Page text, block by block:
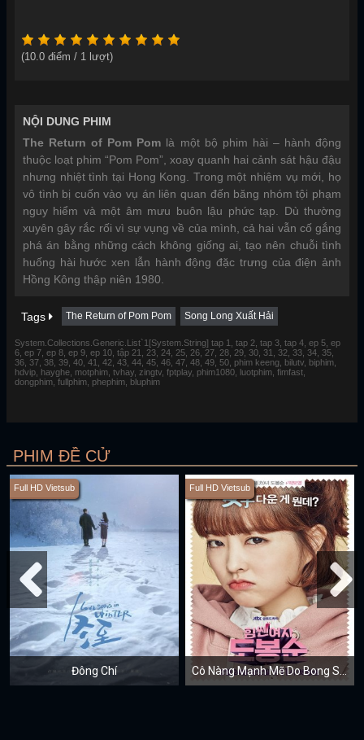
(10.0 điểm / 1 lượt)
NỘI DUNG PHIM
The Return of Pom Pom là một bộ phim hài – hành động
thuộc loạt phim “Pom Pom”, xoay quanh hai cảnh sát hậu đậu
nhưng nhiệt tình tại Hong Kong. Trong một nhiệm vụ mới, họ
vô tình bị cuốn vào vụ án liên quan đến băng nhóm tội phạm
nguy hiểm và một âm mưu buôn lậu phức tạp. Dù thường
xuyên gây rắc rối vì sự vụng về của mình, cả hai vẫn cố gắng
phá án bằng những cách không giống ai, tạo nên chuỗi tình
huống hài hước xen lẫn hành động đặc trưng của điện ảnh
Hồng Kông thập niên 1980.
Tags The Return of Pom Pom Song Long Xuất Hải
System.Collections.Generic.List`1[System.String] tap 1, tap 2, tap 3, tap 4, ep 5, ep
6, ep 7, ep 8, ep 9, ep 10, tập 21, 23, 24, 25, 26, 27, 28, 29, 30, 31, 32, 33, 34, 35,
36, 37, 38, 39, 40, 41, 42, 43, 44, 45, 46, 47, 48, 49, 50, phim keeng, bilutv, biphim,
hdvip, hayghe, motphim, tvhay, zingtv, fptplay, phim1080, luotphim, fimfast,
dongphim, fullphim, phephim, bluphim
PHIM ĐỀ CỬ
Full HD Vietsub
Đông Chí
Full HD Vietsub
Cô Nàng Mạnh Mẽ Do Bong Soon